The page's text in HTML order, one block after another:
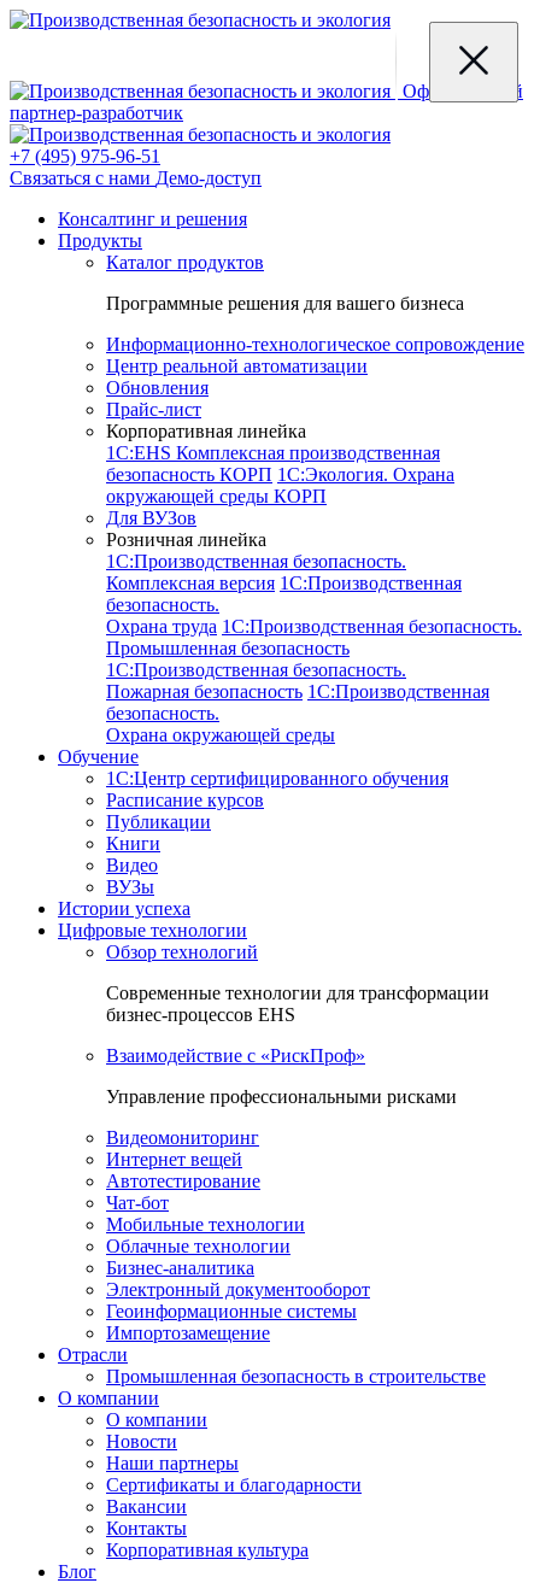
Официальный
партнер-разработчик
+7 (495) 975-96-51
Связаться с нами Демо-доступ
Консалтинг и решения
Продукты
Каталог продуктов
Программные решения для вашего бизнеса
Информационно-технологическое сопровождение
Центр реальной автоматизации
Обновления
Прайс-лист
Корпоративная линейка
1С:EHS Комплексная производственная
безопасность КОРП 1С:Экология. Охрана
окружающей среды КОРП
Для ВУЗов
Розничная линейка
1C:Производственная безопасность.
Комплексная версия 1C:Производственная
безопасность.
Охрана труда 1C:Производственная безопасность.
Промышленная безопасность
1C:Производственная безопасность.
Пожарная безопасность 1C:Производственная
безопасность.
Охрана окружающей среды
Обучение
1C:Центр сертифицированного обучения
Расписание курсов
Публикации
Книги
Видео
ВУЗы
Истории успеха
Цифровые технологии
Обзор технологий
Современные технологии для трансформации
бизнес-процессов EHS
Взаимодействие с «РискПроф»
Управление профессиональными рисками
Видеомониторинг
Интернет вещей
Автотестирование
Чат-бот
Мобильные технологии
Облачные технологии
Бизнес-аналитика
Электронный документооборот
Геоинформационные системы
Импортозамещение
Отрасли
Промышленная безопасность в строительстве
О компании
О компании
Новости
Наши партнеры
Сертификаты и благодарности
Вакансии
Контакты
Корпоративная культура
Блог